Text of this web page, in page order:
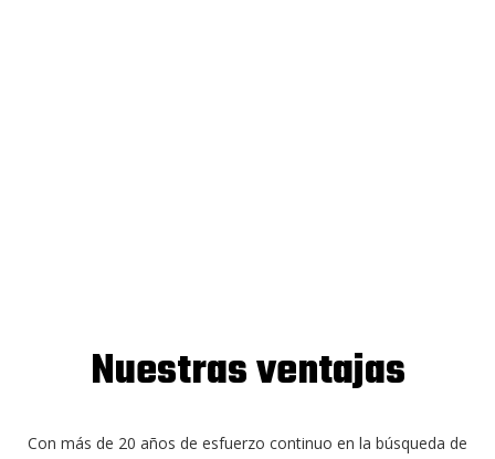
Nuestras ventajas
Con más de 20 años de esfuerzo continuo en la búsqueda de